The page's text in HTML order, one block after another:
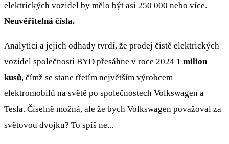
elektrických vozidel by mělo být asi 250 000 nebo více.
Neuvěřitelná čísla.
Analytici a jejich odhady tvrdí, že prodej čistě elektrických
vozidel společnosti BYD přesáhne v roce 2024 1 milion
kusů, čímž se stane třetím největším výrobcem
elektromobilů na světě po společnostech Volkswagen a
Tesla. Číselně možná, ale že bych Volkswagen považoval za
světovou dvojku? To spíš ne...